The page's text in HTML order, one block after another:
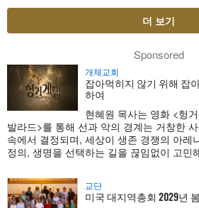
더 보기
Sponsored
개체교회
잡아먹히지 않기 위해 잡
하여
현혜원 목사는 영화 <헝
발라드>를 통해 선과 악의 경계는 거창한
속에서 결정되며, 세상이 생존 경쟁의 아레
정의, 생명을 선택하는 길을 끊임없이 고민
교단
미국 대지역총회 2029년